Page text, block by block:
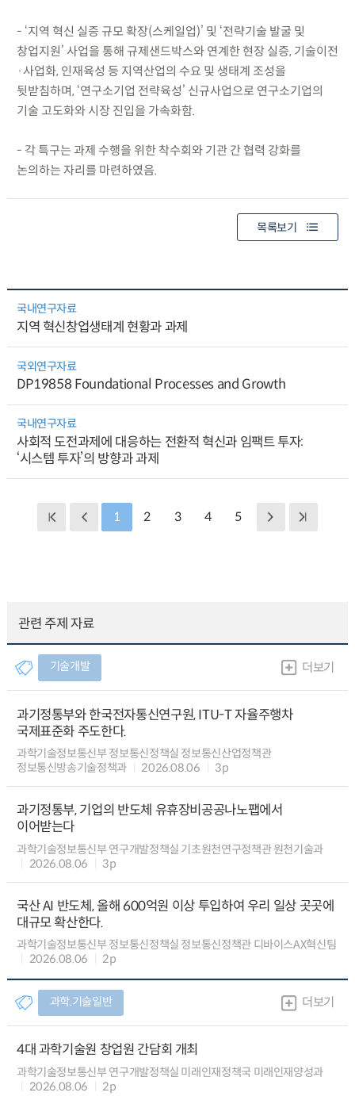
- ‘지역 혁신 실증 규모 확장(스케일업)’ 및 ‘전략기술 발굴 및
창업지원’ 사업을 통해 규제샌드박스와 연계한 현장 실증, 기술이전
·사업화, 인재육성 등 지역산업의 수요 및 생태계 조성을
뒷받침하며, ‘연구소기업 전략육성’ 신규사업으로 연구소기업의
기술 고도화와 시장 진입을 가속화함.
- 각 특구는 과제 수행을 위한 착수회와 기관 간 협력 강화를
논의하는 자리를 마련하였음.
목록보기
국내연구자료
지역 혁신창업생태계 현황과 과제
국외연구자료
DP19858 Foundational Processes and Growth
국내연구자료
사회적 도전과제에 대응하는 전환적 혁신과 임팩트 투자:
‘시스템 투자’의 방향과 과제
1 2 3 4 5
관련 주제 자료
기술개발 더보기
과기정통부와 한국전자통신연구원, ITU-T 자율주행차
국제표준화 주도한다.
과학기술정보통신부 정보통신정책실 정보통신산업정책관
정보통신방송기술정책과
2026.08.06 3p
과기정통부, 기업의 반도체 유휴장비공공나노팹에서
이어받는다
과학기술정보통신부 연구개발정책실 기초원천연구정책관 원천기술과
2026.08.06
3p
국산 AI 반도체, 올해 600억원 이상 투입하여 우리 일상 곳곳에
대규모 확산한다.
과학기술정보통신부 정보통신정책실 정보통신정책관 디바이스AX혁신팀
2026.08.06
2p
과학.기술일반 더보기
4대 과학기술원 창업원 간담회 개최
과학기술정보통신부 연구개발정책실 미래인재정책국 미래인재양성과
2026.08.06
2p